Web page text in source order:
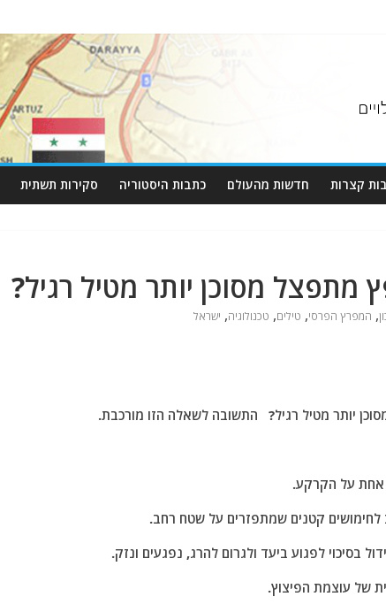
קצרות חדשות מהעולם כתבות היסטוריה סקירות תשתית
מסוכן יותר מטיל רגיל?
, המפרץ הפרסי, טילים, טכנולוגיה, ישראל
יותר מטיל רגיל? התשובה לשאלה הזו מורכבת.
קטנים שמתפזרים על שטח רחב.